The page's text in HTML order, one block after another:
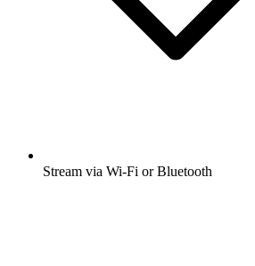
Stream via Wi-Fi or Bluetooth